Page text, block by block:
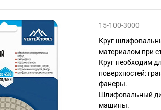
15-100-3000
Круг
материалом при
Круг необходим
поверхностей:
фанеры.
Шлифовальный
машины.